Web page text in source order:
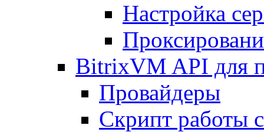
Настройка
BitrixVM API для
Провайдеры
Скрипт работы